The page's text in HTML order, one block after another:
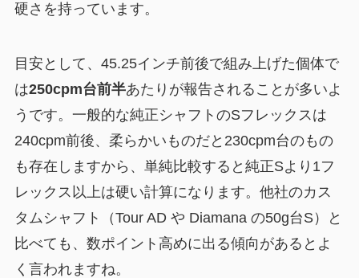
硬さを持っています。
目安として、45.25インチ前後で組み上げた個体で
は250cpm台前半あたりが報告されることが多いよ
うです。一般的な純正シャフトのSフレックスは
240cpm前後、柔らかいものだと230cpm台のもの
も存在しますから、単純比較すると純正Sより1フ
レックス以上は硬い計算になります。他社のカス
タムシャフト（Tour AD や Diamana の50g台S）と
比べても、数ポイント高めに出る傾向があるとよ
く言われますね。